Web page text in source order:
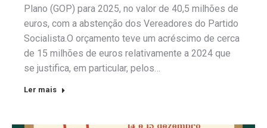
Plano (GOP) para 2025, no valor de 40,5 milhões de
euros, com a abstenção dos Vereadores do Partido
Socialista.O orçamento teve um acréscimo de cerca
de 15 milhões de euros relativamente a 2024 que
se justifica, em particular, pelos…
Ler mais